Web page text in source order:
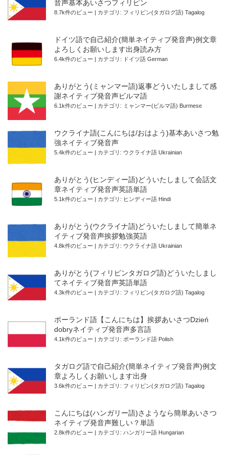
音声基本あいさつフィリピン
8.7k件のビュー カテゴリ: フィリピン(タガログ語) Tagalog
ドイツ語で自己紹介(簡単ネイティブ発音声)例文章
よろしくお願いします出身読み方
6.4k件のビュー カテゴリ: ドイツ語 German
ありがとう(ミャンマー語)返事どういたしまして感
謝ネイティブ発音声ビルマ語
6.1k件のビュー カテゴリ: ミャンマー(ビルマ語) Burmese
ウクライナ語(こんにちは/おはよう)基本あいさつ勉
強ネイティブ発音声
5.4k件のビュー カテゴリ: ウクライナ語 Ukrainian
ありがとう(ヒンディー語)どういたしまして会話文
章ネイティブ発音声英語単語
5.1k件のビュー カテゴリ: ヒンディー語 Hindi
ありがとう(ウクライナ語)どういたしまして簡単ネ
イティブ発音声挨拶勉強英語
4.8k件のビュー カテゴリ: ウクライナ語 Ukrainian
ありがとう(フィリピンタガログ語)どういたしまし
てネイティブ発音声英語単語
4.3k件のビュー カテゴリ: フィリピン(タガログ語) Tagalog
ポーランド語【こんにちは】挨拶あいさつDzień
dobryネイティブ発音声多言語
4.1k件のビュー カテゴリ: ポーランド語 Polish
タガログ語で自己紹介(簡単ネイティブ発音声)例文
章よろしくお願いします出身
3.6k件のビュー カテゴリ: フィリピン(タガログ語) Tagalog
こんにちは(ハンガリー語)さようなら簡単あいさつ
ネイティブ発音声難しい？単語
2.8k件のビュー カテゴリ: ハンガリー語 Hungarian